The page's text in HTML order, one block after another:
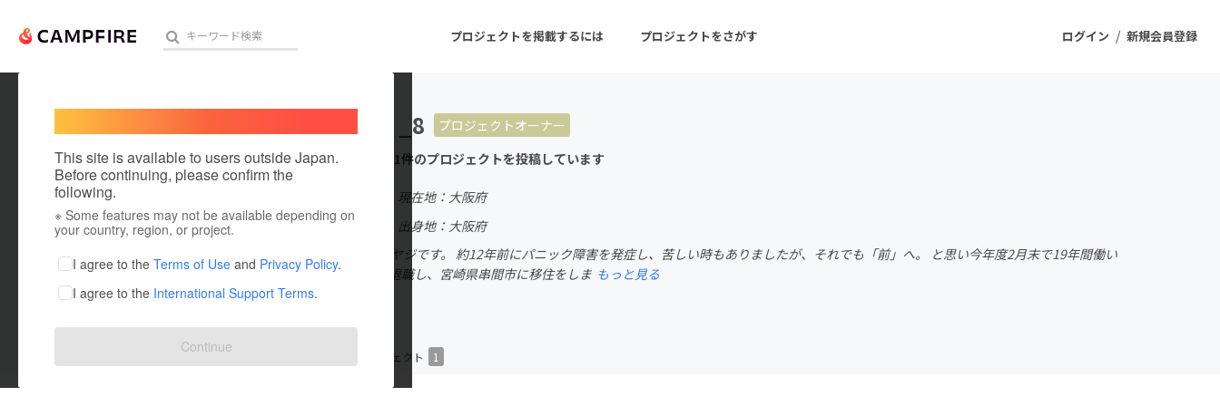
ログイン / 新規会員登録
プロジェクトを掲載するには プロジェクトをさがす
人気のプロジェクト 注目のリターン 注目の新着プロジェクト
アート・写真 音楽
テクノロジー・ガジェット
ゲーム・サービス開発 フード・飲食店
ファッション
映像・映画
ビジネス・起業
まちづくり・地域活性化
This site is available to users outside Japan.
Before continuing, please confirm the
following.
※ Some features may not be available depending on
your country, region, or project.
I agree to the Terms of Use and Privacy Policy.
I agree to the International Support Terms.
Continue
masaya _8
プロジェクトオーナー
これまでに1件のプロジェクトを投稿しています
現在地：大阪府
出身国：日本
出身地：大阪府
現在40歳のオヤジです。 約12年前にパニック障害を発症し、苦しい時もありましたが、それでも「前」へ。 と思い今年度2月末で19年間働い
てきた会社を退職し、宮崎県串間市に移住をしま もっと見る
プロジェクト プロジェクト 1